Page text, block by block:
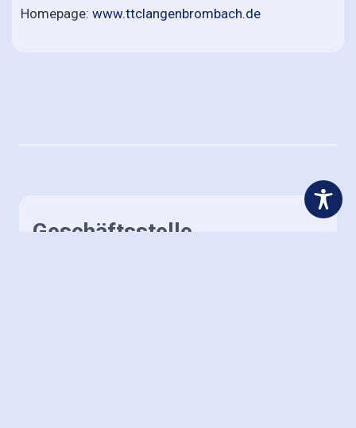
Homepage: www.ttclangenbrombach.de
Geschäftsstelle